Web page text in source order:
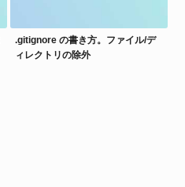
.gitignore の書き方。ファイル/デ
ィレクトリの除外